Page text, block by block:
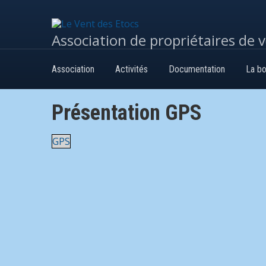
Association de propriétaires de
Association Activités Documentation La
Présentation GPS
GPS